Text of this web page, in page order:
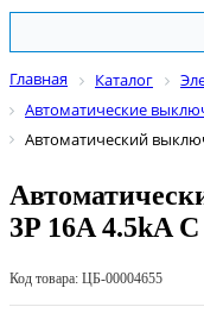
Главная Каталог
Автоматические
Автоматический
3P 16A 4.5kA
Код товара: ЦБ-00004655